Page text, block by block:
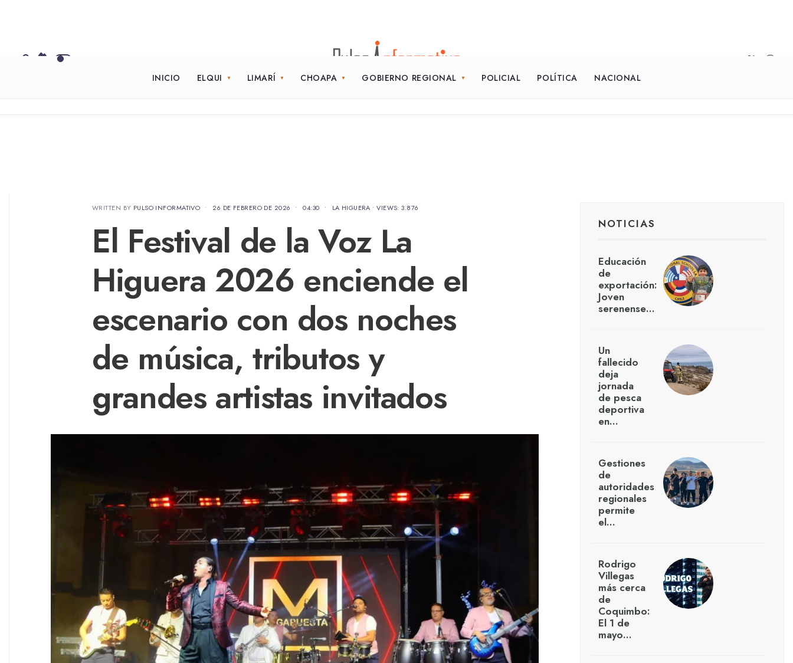
INICIO ELQUI LIMARÍ CHOAPA GOBIERNO REGIONAL POLICIAL POLÍTICA NACIONAL
WRITTEN BY PULSO INFORMATIVO • 26 DE FEBRERO DE 2026 • 04:30 • LA HIGUERA •VIEWS: 3.876
El Festival de la Voz La
Higuera 2026 enciende el
escenario con dos noches
de música, tributos y
grandes artistas invitados
NOTICIAS
Educación
de
exportación:
Joven
serenense…
Un
fallecido
deja
jornada
de pesca
deportiva
en…
Gestiones
de
autoridades
regionales
permite
el…
Rodrigo
Villegas
más cerca
de
Coquimbo:
El 1 de
mayo…